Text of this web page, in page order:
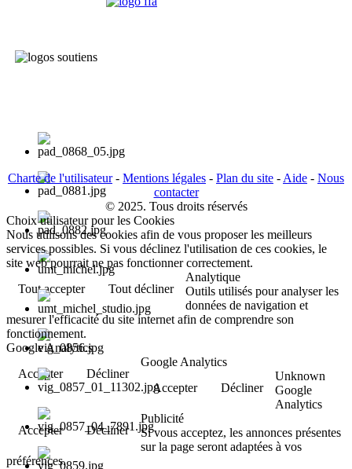
Charte de l'utilisateur- Mentions légales - Plan du site - Aide - Nous
contacter
© 2025. Tous droits réservés
Choix utilisateur pour les Cookies
Nous utilisons des cookies afin de vous proposer les meilleurs
services possibles. Si vous déclinez l'utilisation de ces cookies, le
site web pourrait ne pas fonctionner correctement.
Tout accepter
Tout décliner
Analytique
Outils utilisés pour analyser les
données de navigation et
mesurer l'efficacité du site internet afin de comprendre son
fonctionnement.
Google Analytics
Accepter
Décliner
Google Analytics
Accepter
Décliner
Unknown
Google
Analytics
Accepter
Décliner
Publicité
Si vous acceptez, les annonces présentes
sur la page seront adaptées à vos
préférences.